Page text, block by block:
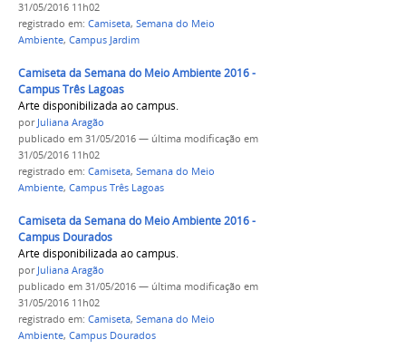
31/05/2016 11h02
registrado em: Camiseta, Semana do Meio
Ambiente, Campus Jardim
Camiseta da Semana do Meio Ambiente 2016 -
Campus Três Lagoas
Arte disponibilizada ao campus.
por Juliana Aragão
publicado em 31/05/2016 — última modificação em
31/05/2016 11h02
registrado em: Camiseta, Semana do Meio
Ambiente, Campus Três Lagoas
Camiseta da Semana do Meio Ambiente 2016 -
Campus Dourados
Arte disponibilizada ao campus.
por Juliana Aragão
publicado em 31/05/2016 — última modificação em
31/05/2016 11h02
registrado em: Camiseta, Semana do Meio
Ambiente, Campus Dourados